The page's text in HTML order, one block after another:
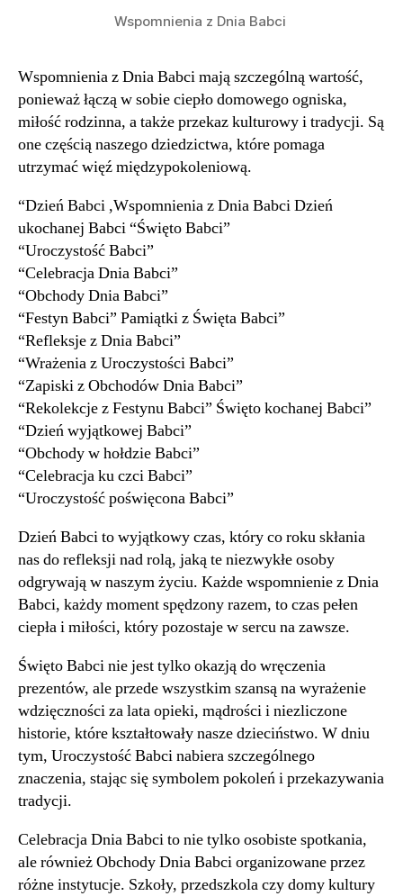
Wspomnienia z Dnia Babci
Wspomnienia z Dnia Babci mają szczególną wartość,
ponieważ łączą w sobie ciepło domowego ogniska,
miłość rodzinna, a także przekaz kulturowy i tradycji. Są
one częścią naszego dziedzictwa, które pomaga
utrzymać więź międzypokoleniową.
“Dzień Babci ,Wspomnienia z Dnia Babci Dzień
ukochanej Babci “Święto Babci”
“Uroczystość Babci”
“Celebracja Dnia Babci”
“Obchody Dnia Babci”
“Festyn Babci” Pamiątki z Święta Babci”
“Refleksje z Dnia Babci”
“Wrażenia z Uroczystości Babci”
“Zapiski z Obchodów Dnia Babci”
“Rekolekcje z Festynu Babci” Święto kochanej Babci”
“Dzień wyjątkowej Babci”
“Obchody w hołdzie Babci”
“Celebracja ku czci Babci”
“Uroczystość poświęcona Babci”
Dzień Babci to wyjątkowy czas, który co roku skłania
nas do refleksji nad rolą, jaką te niezwykłe osoby
odgrywają w naszym życiu. Każde wspomnienie z Dnia
Babci, każdy moment spędzony razem, to czas pełen
ciepła i miłości, który pozostaje w sercu na zawsze.
Święto Babci nie jest tylko okazją do wręczenia
prezentów, ale przede wszystkim szansą na wyrażenie
wdzięczności za lata opieki, mądrości i niezliczone
historie, które kształtowały nasze dzieciństwo. W dniu
tym, Uroczystość Babci nabiera szczególnego
znaczenia, stając się symbolem pokoleń i przekazywania
tradycji.
Celebracja Dnia Babci to nie tylko osobiste spotkania,
ale również Obchody Dnia Babci organizowane przez
różne instytucje. Szkoły, przedszkola czy domy kultury